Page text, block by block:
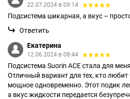
22.07.2024 в 09:14
Подсистема шикарная, а вкус –
Ответить
Екатерина
12.06.2024 в 08:44
Подсистема Suorin ACE стала для
Отличный вариант для тех, кто любит
мощное одновременно. Этот подик
а вкус жидкости передается